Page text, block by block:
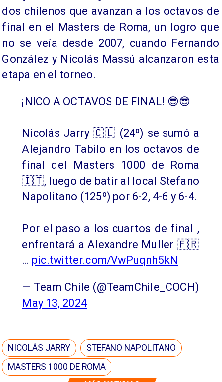
dos chilenos que avanzan a los octavos de
final en el Masters de Roma, un logro que
no se veía desde 2007, cuando Fernando
González y Nicolás Massú alcanzaron esta
etapa en el torneo.
¡NICO A OCTAVOS DE FINAL! 😎😎
Nicolás Jarry 🇨🇱 (24º) se sumó a
Alejandro Tabilo en los octavos de
final del Masters 1000 de Roma
🇮🇹, luego de batir al local Stefano
Napolitano (125º) por 6-2, 4-6 y 6-4.
Por el paso a los cuartos de final ,
enfrentará a Alexandre Muller 🇫🇷
… pic.twitter.com/VwPuqnh5kN
— Team Chile (@TeamChile_COCH)
May 13, 2024
NICOLÁS JARRY
STEFANO NAPOLITANO
MASTERS 1000 DE ROMA